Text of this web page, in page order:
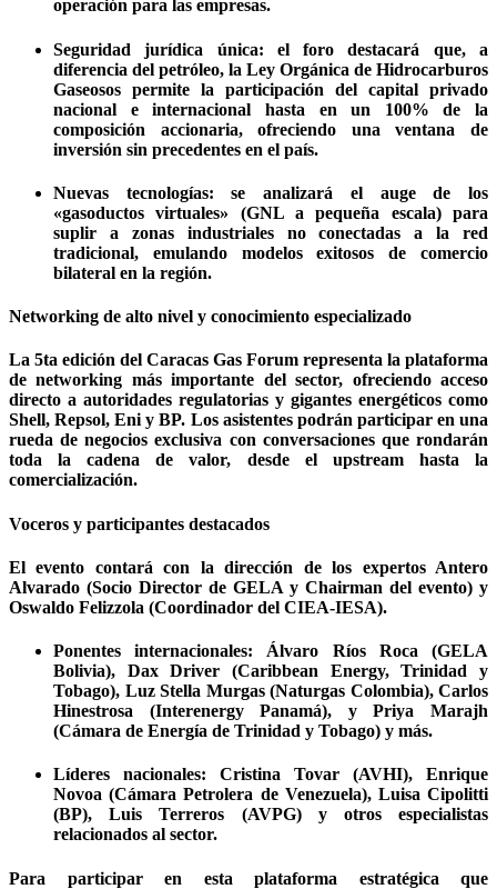
operación para las empresas.
Seguridad jurídica única: el foro destacará que, a
diferencia del petróleo, la Ley Orgánica de Hidrocarburos
Gaseosos permite la participación del capital privado
nacional e internacional hasta en un 100% de la
composición accionaria, ofreciendo una ventana de
inversión sin precedentes en el país.
Nuevas tecnologías: se analizará el auge de los
«gasoductos virtuales» (GNL a pequeña escala) para
suplir a zonas industriales no conectadas a la red
tradicional, emulando modelos exitosos de comercio
bilateral en la región.
Networking de alto nivel y conocimiento especializado
La 5ta edición del Caracas Gas Forum representa la plataforma
de networking más importante del sector, ofreciendo acceso
directo a autoridades regulatorias y gigantes energéticos como
Shell, Repsol, Eni y BP. Los asistentes podrán participar en una
rueda de negocios exclusiva con conversaciones que rondarán
toda la cadena de valor, desde el upstream hasta la
comercialización.
Voceros y participantes destacados
El evento contará con la dirección de los expertos Antero
Alvarado (Socio Director de GELA y Chairman del evento) y
Oswaldo Felizzola (Coordinador del CIEA-IESA).
Ponentes internacionales: Álvaro Ríos Roca (GELA
Bolivia), Dax Driver (Caribbean Energy, Trinidad y
Tobago), Luz Stella Murgas (Naturgas Colombia), Carlos
Hinestrosa (Interenergy Panamá), y Priya Marajh
(Cámara de Energía de Trinidad y Tobago) y más.
Líderes nacionales: Cristina Tovar (AVHI), Enrique
Novoa (Cámara Petrolera de Venezuela), Luisa Cipolitti
(BP), Luis Terreros (AVPG) y otros especialistas
relacionados al sector.
Para participar en esta plataforma estratégica que